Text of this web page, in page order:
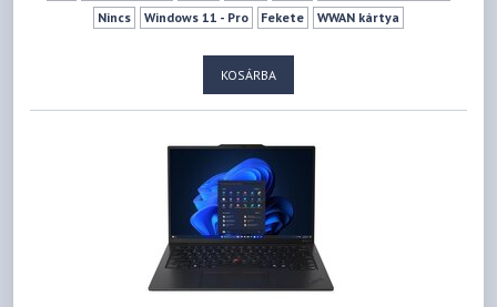
Nincs
Windows 11 - Pro Fekete WWAN kártya
KOSÁRBA